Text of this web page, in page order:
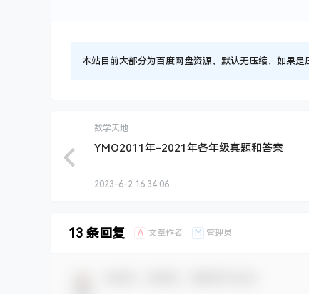
本站目前大部分为百度网盘资源，默认无压缩，如果
数学天地
YMO2011年-2021年各年级真题和答案
2023-6-2 16:34:06
13 条回复 A 文章作者 M 管理员